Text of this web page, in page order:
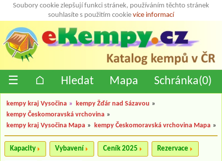
Soubory cookie zlepšují funkci stránek, používáním těchto stránek
souhlasíte s použitím cookie více informací
☰ ⌂ Hledat Mapa Schránka(0)
kempy kraj Vysočina » kempy Žďár nad Sázavou »
kempy Českomoravská vrchovina »
kempy kraj Vysočina Mapa » kempy Českomoravská vrchovina Mapa »
Kapacity Vybavení Ceník 2025 Rezervace